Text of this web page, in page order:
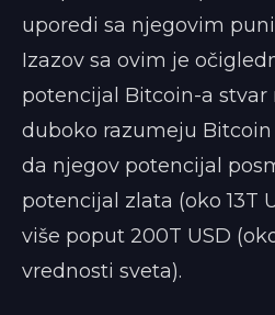
uporedi sa njegovim
Izazov sa ovim je
potencijal Bitcoin-a stvar
duboko razumeju
da njegov potencijal
potencijal zlata (oko 13T
više poput 200T USD
vrednosti sveta).